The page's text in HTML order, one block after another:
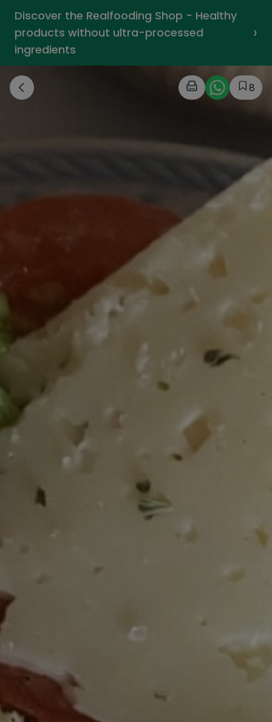
Discover the Realfooding Shop - Healthy
products without ultra-processed
ingredients
›
8